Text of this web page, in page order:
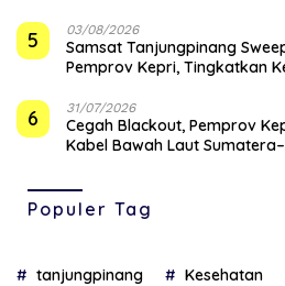
5 03/08/2026
Samsat Tanjungpinang
Pemprov Kepri, Tingkatkan
6 31/07/2026
Cegah Blackout, Pemprov
Kabel Bawah Laut
Populer Tag
tanjungpinang Kesehatan